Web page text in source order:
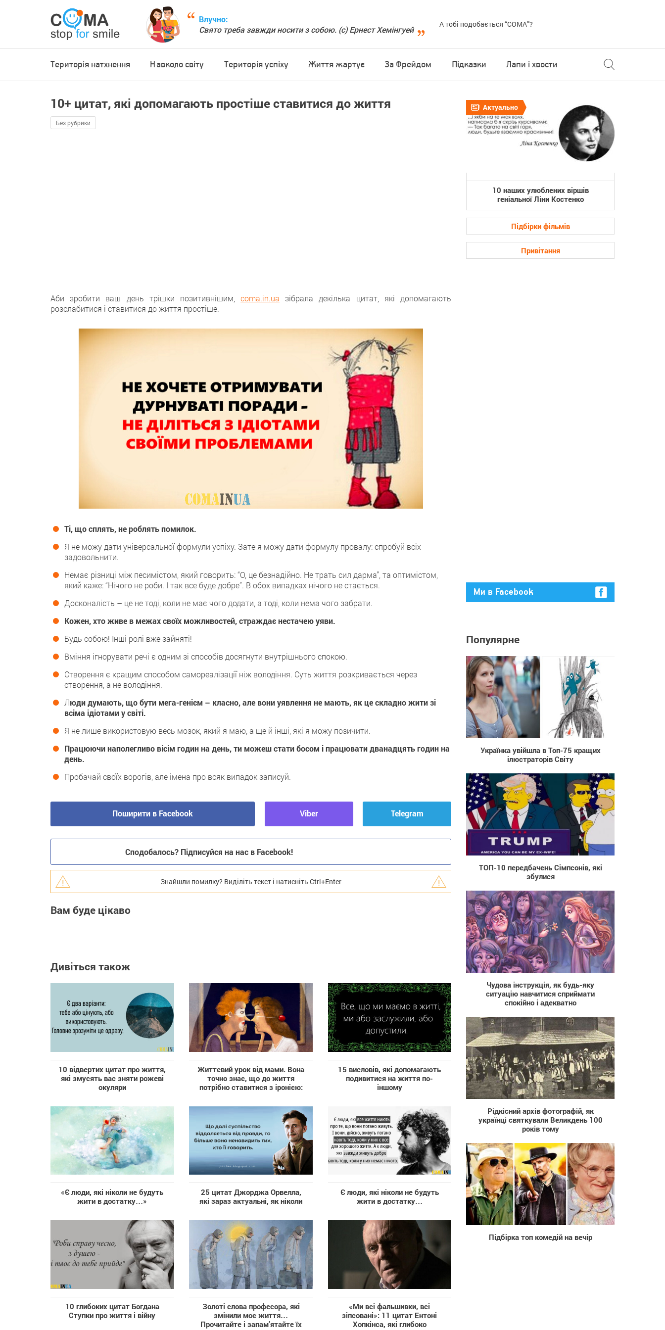
Влучно:
Свято треба завжди носити з собою. (с) Ернест Хемінгуей
А тобі подобається “COMA”?
Територія натхнення Навколо світу Територія успіху Життя жартує За Фрейдом Підказки Лапи і хвости
10+ цитат, які допомагають простіше ставитися до життя
Без рубрики
Аби зробити ваш день трішки позитивнішим,coma.in.ua зібрала декілька цитат, які допомагають
розслабитися і ставитися до життя простіше.
Ті, що сплять, не роблять помилок.
Я не можу дати універсальної формули успіху. Зате я можу дати формулу провалу: спробуй всіх
задовольнити.
Немає різниці між песимістом, який говорить: “О, це безнадійно. Не трать сил дарма”, та оптимістом,
який каже: “Нічого не роби. І так все буде добре”. В обох випадках нічого не стається.
Досконалість – це не тоді, коли не має чого додати, а тоді, коли нема чого забрати.
Кожен, хто живе в межах своїх можливостей, страждає нестачею уяви.
Будь собою! Інші ролі вже зайняті!
Вміння ігнорувати речі є одним зі способів досягнути внутрішнього спокою.
Створення є кращим способом самореалізації ніж володіння. Суть життя розкривається через
створення, а не володіння.
Люди думають, що бути мега-генієм – класно, але вони уявлення не мають, як це складно жити зі
всіма ідіотами у світі.
Я не лише використовую весь мозок, який я маю, а ще й інші, які я можу позичити.
Працюючи наполегливо вісім годин на день, ти можеш стати босом і працювати дванадцять годин на
день.
Пробачай своїх ворогів, але імена про всяк випадок записуй.
Поширити в Facebook Viber Telegram
Сподобалось? Підписуйся на нас в Facebook!
Знайшли помилку? Виділіть текст і натисніть Ctrl+Enter
Вам буде цікаво
Дивіться також
10 відвертих цитат про життя,
які змусять вас зняти рожеві
окуляри
Життєвий урок від мами. Вона
точно знає, що до життя
потрібно ставитися з іронією:
15 висловів, які допомагають
подивитися на життя по-
іншому
«Є люди, які ніколи не будуть
жити в достатку…»
25 цитат Джорджа Орвелла,
які зараз актуальні, як ніколи
Є люди, які ніколи не будуть
жити в достатку…
10 глибоких цитат Богдана
Ступки про життя і війну
Золоті слова професора, які
змінили моє життя…
Прочитайте і запам’ятайте їх
«Ми всі фальшивки, всі
зіпсовані»: 11 цитат Ентоні
Хопкінса, які глибоко
Актуально
10 наших улюблених віршів
геніальної Ліни Костенко
Підбірки фільмів
Привітання
Ми в Facebook
Популярне
1 041
Українка увійшла в Топ-75 кращих
ілюстраторів Світу
475
ТОП-10 передбачень Сімпсонів, які
збулися
6 252
Чудова інструкція, як будь-яку
ситуацію навчитися сприймати
спокійно і адекватно
1 260
Рідкісний архів фотографій, як
українці святкували Великдень 100
років тому
519
Підбірка топ комедій на вечір